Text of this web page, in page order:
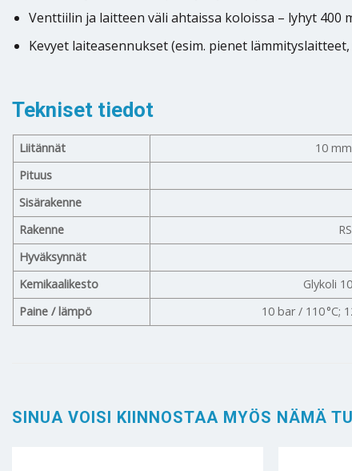
Venttiilin ja laitteen väli ahtaissa koloissa – lyhyt 400
Kevyet laiteasennukset (esim. pienet
Tekniset tiedot
Liitännät
10
Pituus
Sisärakenne
Rakenne
Hyväksynnät
Kemikaalikesto
Glykoli
Paine / lämpö
10 bar / 110 °C;
SINUA VOISI KIINNOSTAA MYÖS NÄMÄ